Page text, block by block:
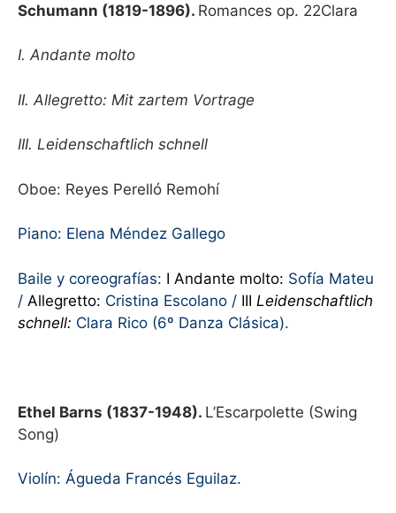
Schumann (1819-1896). Romances op. 22Clara
I. Andante molto
II. Allegretto: Mit zartem Vortrage
III. Leidenschaftlich schnell
Oboe: Reyes Perelló Remohí
Piano: Elena Méndez Gallego
Baile y coreografías: I Andante molto: Sofía Mateu
/ Allegretto: Cristina Escolano / III Leidenschaftlich
schnell: Clara Rico (6º Danza Clásica).
Ethel Barns (1837-1948). L’Escarpolette (Swing
Song)
Violín: Águeda Francés Eguilaz.